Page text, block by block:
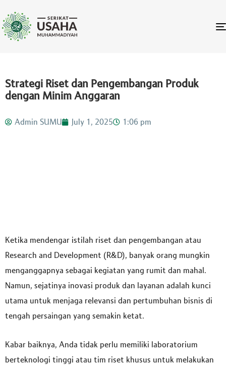
Strategi Riset dan Pengembangan Produk
dengan Minim Anggaran
Admin SUMU July 1, 2025 1:06 pm
Ketika mendengar istilah riset dan pengembangan atau
Research and Development (R&D), banyak orang mungkin
menganggapnya sebagai kegiatan yang rumit dan mahal.
Namun, sejatinya inovasi produk dan layanan adalah kunci
utama untuk menjaga relevansi dan pertumbuhan bisnis di
tengah persaingan yang semakin ketat.
Kabar baiknya, Anda tidak perlu memiliki laboratorium
berteknologi tinggi atau tim riset khusus untuk melakukan